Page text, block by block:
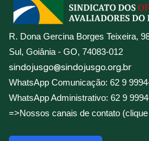
R. Dona Gercina Borges Teixeira,
Sul, Goiânia - GO, 74083-012
sindojusgo@sindojusgo.org.br
WhatsApp Comunicação: 62 9
WhatsApp Administrativo: 62 9
=>Nossos canais de contato (clique